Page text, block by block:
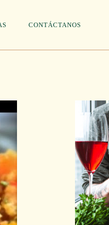
CONTÁCTANOS